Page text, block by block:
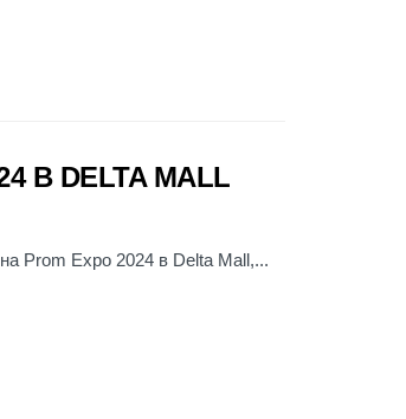
В DELTA MALL
Prom Expo 2024 в Delta Mall,...